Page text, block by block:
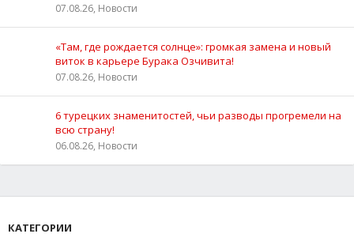
07.08.26, Новости
«Там, где рождается солнце»: громкая замена и новый
виток в карьере Бурака Озчивита!
07.08.26, Новости
6 турецких знаменитостей, чьи разводы прогремели на
всю страну!
06.08.26, Новости
КАТЕГОРИИ